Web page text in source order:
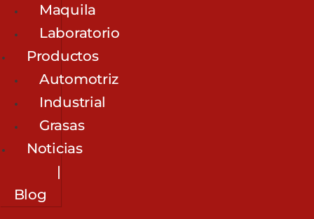
Maquila
Laboratorio
Productos
Automotriz
Industrial
Grasas
Noticias
|
Blog